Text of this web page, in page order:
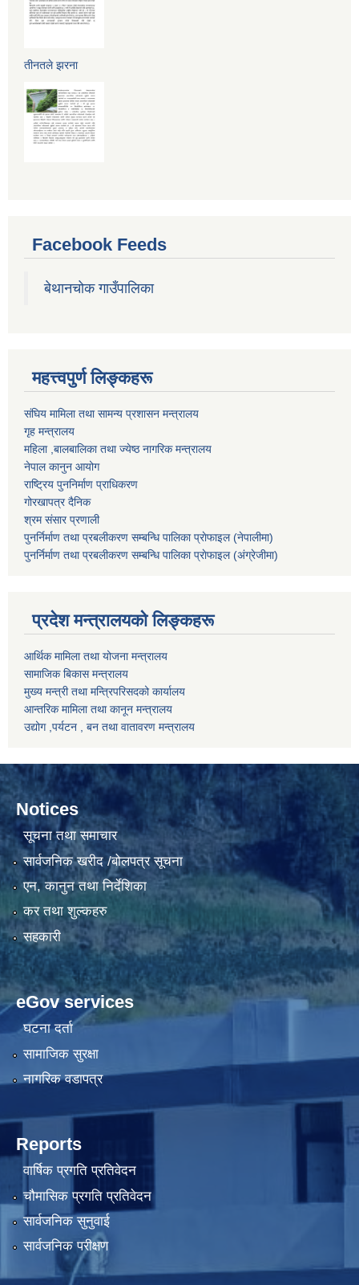
तीनतले झरना
Facebook Feeds
बेथानचोक गाउँपालिका
महत्त्वपुर्ण लिङ्कहरू
संघिय मामिला तथा सामन्य प्रशासन मन्त्रालय
गृह मन्त्रालय
महिला ,बालबालिका तथा ज्येष्ठ नागरिक मन्त्रालय
नेपाल कानुन आयोग
राष्ट्रिय पुननिर्माण प्राधिकरण
गोरखापत्र दैनिक
श्रम संसार प्रणाली
पुनर्निर्माण तथा प्रबलीकरण सम्बन्धि पालिका प्राेफाइल (नेपालीमा)
पुनर्निर्माण तथा प्रबलीकरण सम्बन्धि पालिका प्राेफाइल(अंग्रेजीमा)
प्रदेश मन्त्रालयको लिङ्कहरू
आर्थिक मामिला तथा योजना मन्त्रालय
सामाजिक बिकास मन्त्रालय
मुख्य मन्त्री तथा मन्त्रिपरिसदको कार्यालय
आन्तरिक मामिला तथा कानून मन्त्रालय
उद्योग ,पर्यटन , बन तथा वातावरण मन्त्रालय
Notices
सूचना तथा समाचार
सार्वजनिक खरीद /बोलपत्र सूचना
एन, कानुन तथा निर्देशिका
कर तथा शुल्कहरु
सहकारी
eGov services
घटना दर्ता
सामाजिक सुरक्षा
नागरिक वडापत्र
Reports
वार्षिक प्रगति प्रतिवेदन
चौमासिक प्रगति प्रतिवेदन
सार्वजनिक सुनुवाई
सार्वजनिक परीक्षण